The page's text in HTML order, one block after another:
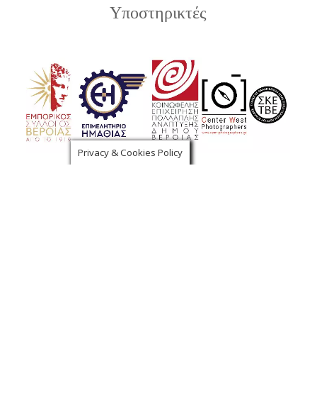
Υποστηρικτές
Privacy & Cookies Policy